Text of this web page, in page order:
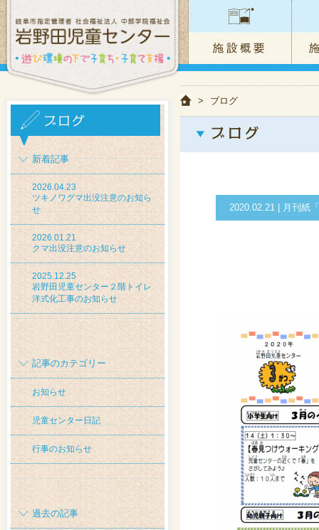
新着記事
2026.04.23
ツキノワグマ出没注意のお知ら
せ
2026.01.21
クマ出没注意のお知らせ
2025.12.25
岩野田児童センター２階トイレ
洋式化工事のお知らせ
記事のカテゴリー
お知らせ
児童センター日記
行事のお知らせ
過去の記事
> ブログ
2020.02.21 | 月刊紙